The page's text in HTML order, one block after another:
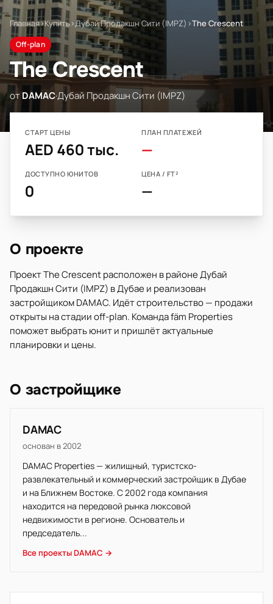
Главная›Купить›Дубай Продакшн Сити (IMPZ) ›The Crescent
Off-plan
The Crescent
отDAMAC·Дубай Продакшн Сити (IMPZ)
СТАРТ ЦЕНЫ
AED 460 тыс.
ПЛАН ПЛАТЕЖЕЙ
—
ДОСТУПНО ЮНИТОВ
0
ЦЕНА / FT²
—
О проекте
Проект The Crescent расположен в районе Дубай
Продакшн Сити (IMPZ) в Дубае и реализован
застройщиком DAMAC. Идёт строительство — продажи
открыты на стадии off-plan. Команда fäm Properties
поможет выбрать юнит и пришлёт актуальные
планировки и цены.
О застройщике
DAMAC
основан в 2002
DAMAC Properties — жилищный, туристско-
развлекательный и коммерческий застройщик в Дубае
и на Ближнем Востоке. С 2002 года компания
находится на передовой рынка люксовой
недвижимости в регионе. Основатель и
председатель...
Все проекты DAMAC →